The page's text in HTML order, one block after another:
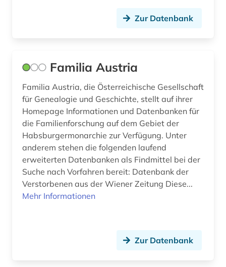
széchényi-nationalbibliothek (1)
südosteuropa (6)
theologie (1)
todesanzeige (1)
topographische karte (1)
ungarisch (2)
ungarischer volksaufstand (1)
Zur Datenbank
Familia Austria
Familia Austria, die Österreichische Gesellschaft
für Genealogie und Geschichte, stellt auf ihrer
Homepage Informationen und Datenbanken für
die Familienforschung auf dem Gebiet der
Habsburgermonarchie zur Verfügung. Unter
anderem stehen die folgenden laufend
erweiterten Datenbanken als Findmittel bei der
Suche nach Vorfahren bereit: Datenbank der
Verstorbenen aus der Wiener Zeitung Diese...
Mehr Informationen
Zur Datenbank